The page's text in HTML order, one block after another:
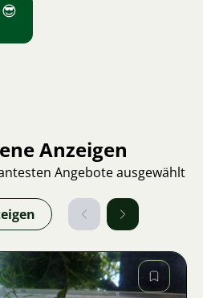
😎
Anzeigen
Angebote ausgewählt